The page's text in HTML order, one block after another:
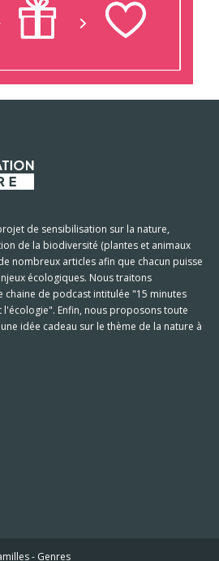
de sensibilisation sur la nature,
de la biodiversité (plantes et animaux
nombreux articles afin que chacun puisse
écologiques. Nous traitons
chaine de podcast intitulée "15 minutes
Enfin, nous proposons toute
idée cadeau sur le thème de la nature à
- Genres